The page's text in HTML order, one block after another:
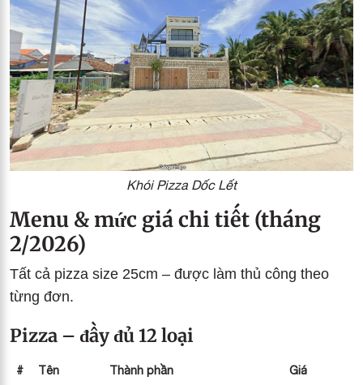
Khói Pizza Dốc Lết
Menu & mức giá chi tiết (tháng
2/2026)
Tất cả pizza size 25cm – được làm thủ công theo
từng đơn.
Pizza – đầy đủ 12 loại
# Tên Thành phần Giá